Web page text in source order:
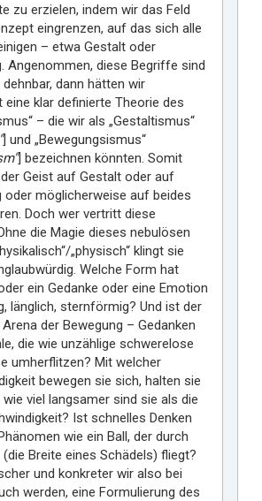
zu erzielen, indem wir das Feld
eingrenzen, auf das sich alle
– etwa Gestalt oder
Angenommen, diese Begriffe sind
dann hätten wir
eine klar definierte Theorie des
– die wir als „Gestaltismus“
] und „Bewegungsismus“
] bezeichnen könnten. Somit
Geist auf Gestalt oder auf
oder möglicherweise auf beides
Doch wer vertritt diese
die Magie dieses nebulösen
„physisch“ klingt sie
Welche Form hat
ein Gedanke oder eine Emotion
länglich, sternförmig? Und ist der
der Bewegung – Gedanken
die wie unzählige schwerelose
umherflitzen? Mit welcher
bewegen sie sich, halten sie
viel langsamer sind sie als die
Ist schnelles Denken
wie ein Ball, der durch
(die Breite eines Schädels) fliegt?
und konkreter wir also bei
werden, eine Formulierung des